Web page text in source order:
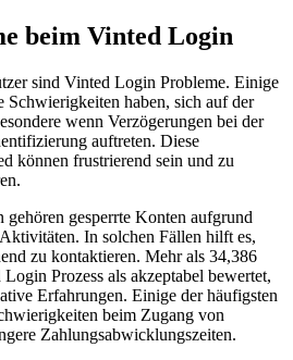
beim Vinted Login
sind Vinted Login Probleme. Einige
Schwierigkeiten haben, sich auf der
wenn Verzögerungen bei der
auftreten. Diese
können frustrierend sein und zu
gehören gesperrte Konten aufgrund
In solchen Fällen hilft es,
zu kontaktieren. Mehr als 34,386
Prozess als akzeptabel bewertet,
Erfahrungen. Einige der häufigsten
beim Zugang von
Zahlungsabwicklungszeiten.